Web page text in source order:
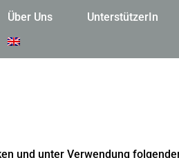
Über Uns UnterstützerIn
und unter Verwendung